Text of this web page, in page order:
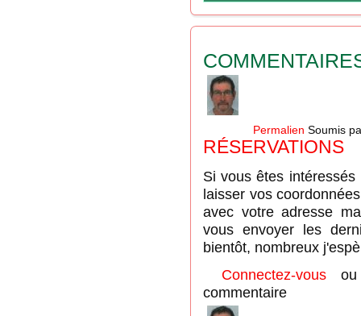
Permalien Soumis
RÉSERVATIONS
Si vous êtes
laisser vos
avec votre adresse
vous envoyer les
bientôt, nombreux
Connectez-vous
commentaire